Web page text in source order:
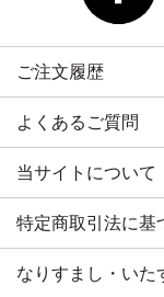
ご注文履歴
よくあるご質問
当サイトについて
特定商取引法に基
なりすまし・いた